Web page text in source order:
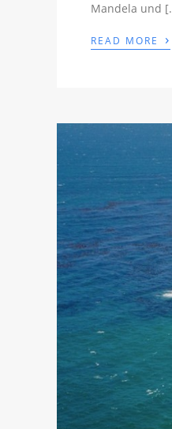
Mandela und
READ MORE ›